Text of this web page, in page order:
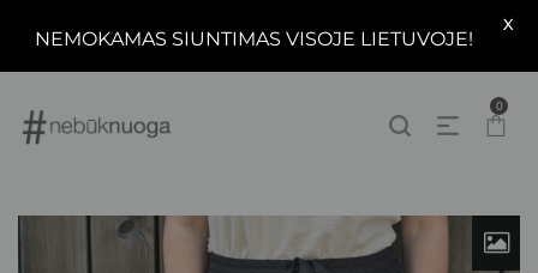
0
NEMOKAMAS SIUNTIMAS VISOJE LIETUVOJE!
X